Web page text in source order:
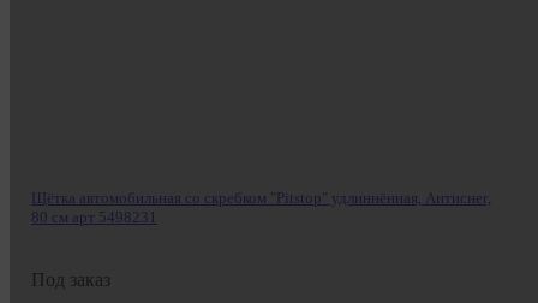
Щётка автомобильная со скребком "Pitstop" удлиннённая, Антиснег,
80 см арт 5498231
Под заказ